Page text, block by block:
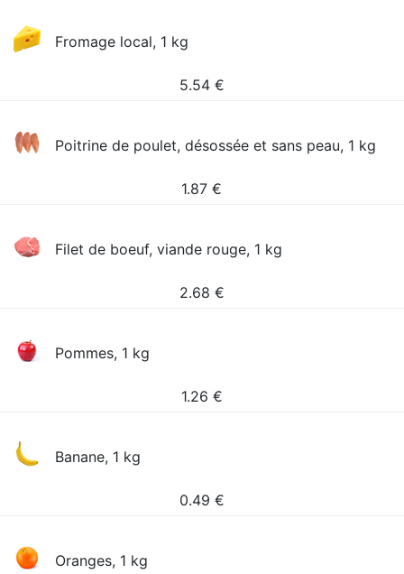
Fromage local, 1 kg
5.54 €
Poitrine de poulet, désossée et sans peau, 1 kg
1.87 €
Filet de boeuf, viande rouge, 1 kg
2.68 €
Pommes, 1 kg
1.26 €
Banane, 1 kg
0.49 €
Oranges, 1 kg